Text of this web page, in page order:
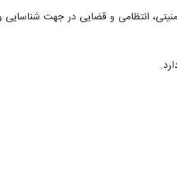
انتظامی و قضایی در جهت شناسایی و